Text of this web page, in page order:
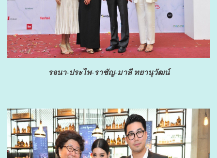
รจนา-ประไพ-ราชัญ-มาลี ทยานุวัฒน์